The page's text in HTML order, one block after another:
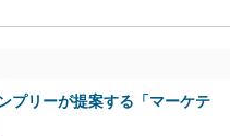
プリーが提案する「マーケテ